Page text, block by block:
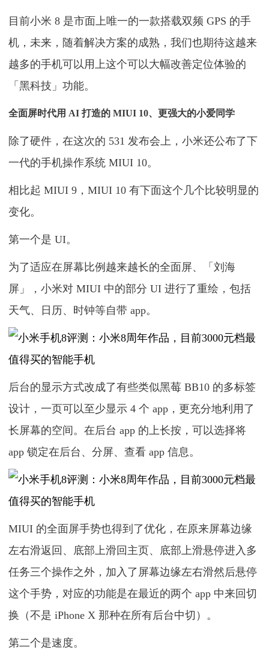
目前小米 8 是市面上唯一的一款搭载双频 GPS 的手
机，未来，随着解决方案的成熟，我们也期待这越来
越多的手机可以用上这个可以大幅改善定位体验的
「黑科技」功能。
全面屏时代用 AI 打造的 MIUI 10、更强大的小爱同学
除了硬件，在这次的 531 发布会上，小米还公布了下
一代的手机操作系统 MIUI 10。
相比起 MIUI 9，MIUI 10 有下面这个几个比较明显的
变化。
第一个是 UI。
为了适应在屏幕比例越来越长的全面屏、「刘海
屏」，小米对 MIUI 中的部分 UI 进行了重绘，包括
天气、日历、时钟等自带 app。
后台的显示方式改成了有些类似黑莓 BB10 的多标签
设计，一页可以至少显示 4 个 app，更充分地利用了
长屏幕的空间。在后台 app 的上长按，可以选择将
app 锁定在后台、分屏、查看 app 信息。
MIUI 的全面屏手势也得到了优化，在原来屏幕边缘
左右滑返回、底部上滑回主页、底部上滑悬停进入多
任务三个操作之外，加入了屏幕边缘左右滑然后悬停
这个手势，对应的功能是在最近的两个 app 中来回切
换（不是 iPhone X 那种在所有后台中切）。
第二个是速度。